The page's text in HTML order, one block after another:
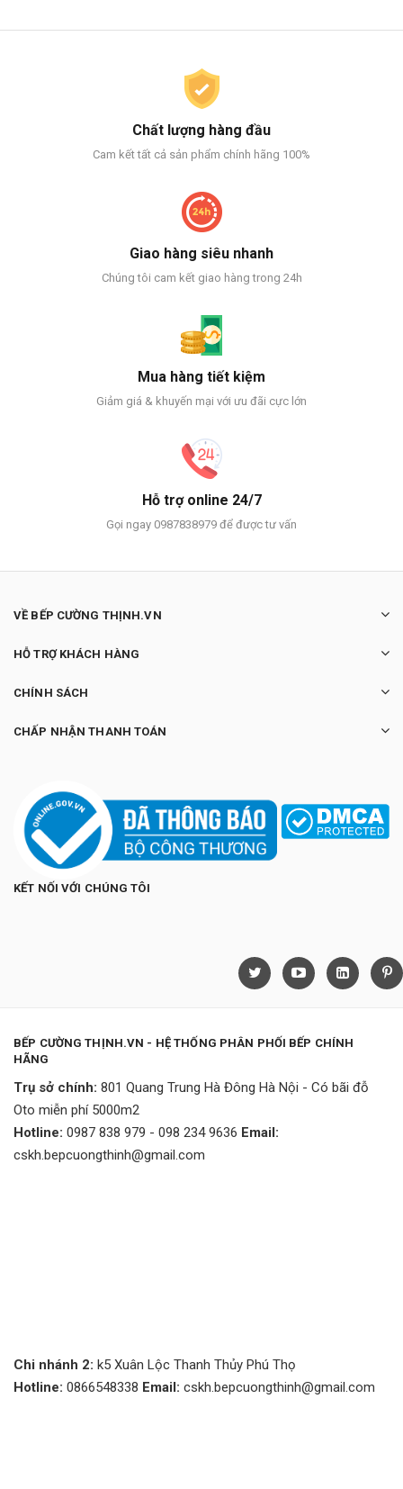
Chất lượng hàng đầu
Cam kết tất cả sản phẩm chính hãng 100%
Giao hàng siêu nhanh
Chúng tôi cam kết giao hàng trong 24h
Mua hàng tiết kiệm
Giảm giá & khuyến mại với ưu đãi cực lớn
Hỗ trợ online 24/7
Gọi ngay 0987838979 để được tư vấn
VỀ BẾP CƯỜNG THỊNH.VN
HỖ TRỢ KHÁCH HÀNG
CHÍNH SÁCH
CHẤP NHẬN THANH TOÁN
KẾT NỐI VỚI CHÚNG TÔI
BẾP CƯỜNG THỊNH.VN - HỆ THỐNG PHÂN PHỐI BẾP CHÍNH
HÃNG
Trụ sở chính: 801 Quang Trung Hà Đông Hà Nội - Có bãi đỗ
Oto miễn phí 5000m2
Hotline: 0987 838 979 - 098 234 9636 Email:
cskh.bepcuongthinh@gmail.com
Chi nhánh 2: k5 Xuân Lộc Thanh Thủy Phú Thọ
Hotline: 0866548338 Email: cskh.bepcuongthinh@gmail.com